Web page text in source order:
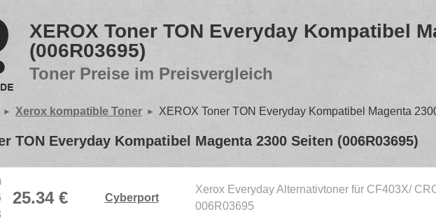
XEROX Toner TON Everyday Kompatibel
(006R03695)
Toner Preise im Preisvergleich
Xerox kompatible Toner XEROX Toner TON Everyday Kompatibel Magenta
TON Everyday Kompatibel Magenta 2300 Seiten (006R03695)
25.34 € Cyberport
Xerox Everyday Alternativtoner für CF403X/
006R03695